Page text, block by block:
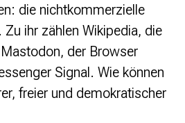
die nichtkommerzielle
ihr zählen Wikipedia, die
der Browser
Signal. Wie können
freier und demokratischer